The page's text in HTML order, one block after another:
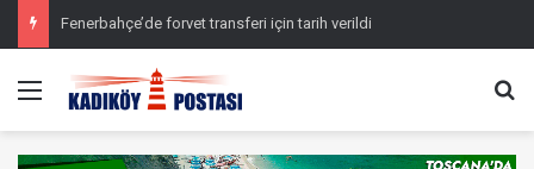
Fenerbahçe’de forvet transferi için tarih verildi
Menü